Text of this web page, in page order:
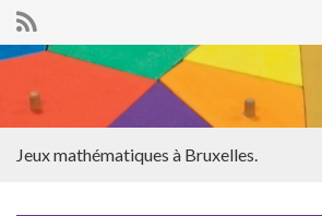
Search for:
Jeux mathématiques à Bruxelles.